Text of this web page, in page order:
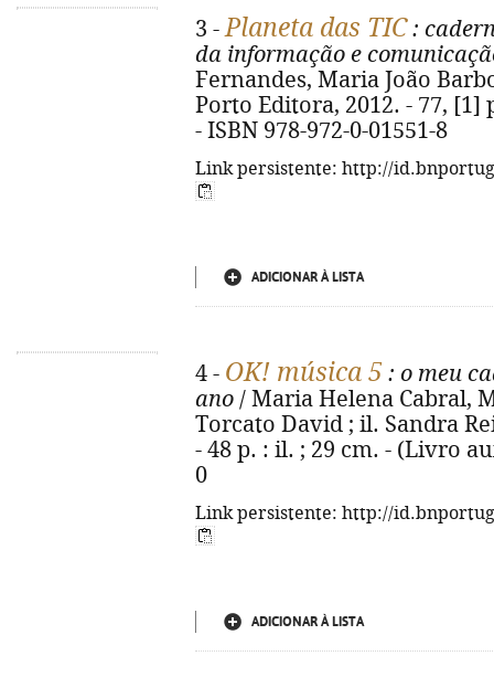
3 -Planeta das TIC:
da informação e
Fernandes, Maria João
Porto Editora, 2012. - 77,
- ISBN 978-972-0-01551-8
Link persistente: http://
ADICIONAR À LISTA
4 - OK! música 5 : o meu
ano / Maria Helena Cabral,
Torcato David ; il. Sandra
- 48 p. : il. ; 29 cm. - (Livro
0
Link persistente: http://
ADICIONAR À LISTA